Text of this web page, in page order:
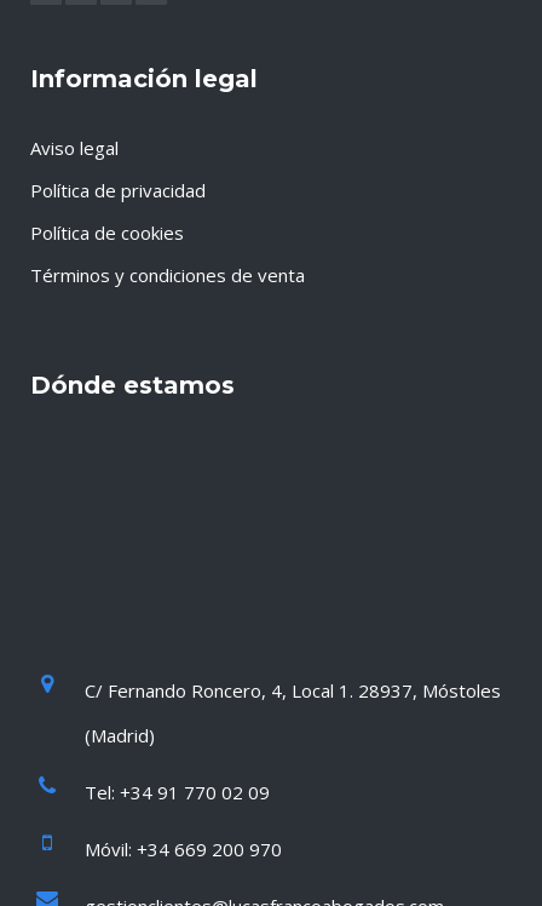
Información legal
Aviso legal
Política de privacidad
Política de cookies
Términos y condiciones de venta
Dónde estamos
C/ Fernando Roncero, 4, Local 1. 28937, Móstoles
(Madrid)
Tel: +34 91 770 02 09
Móvil: +34 669 200 970